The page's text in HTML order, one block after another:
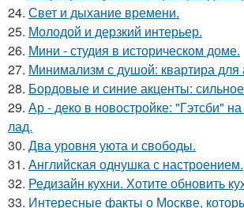
24. Свет и дыхание времени.
25. Молодой и дерзкий интерьер.
26. Мини - студия в историческом доме.
27. Минимализм с душой: квартира для
28. Бордовые и синие акценты:
29. Ар - деко в новостройке: "Гэтсби"
лад.
30. Два уровня уюта и свободы.
31. Английская однушка с настроением.
32. Редизайн кухни. Хотите обновить
33. Интересные факты о Москве,